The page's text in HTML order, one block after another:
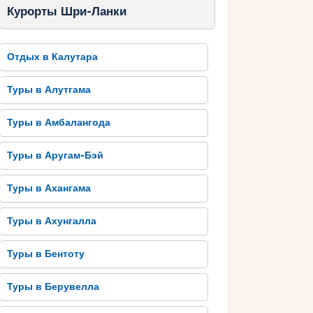
Курорты Шри-Ланки
Отдых в Калутара
Туры в Алутгама
Туры в Амбалангода
Туры в Аругам-Бэй
Туры в Ахангама
Туры в Ахунгалла
Туры в Бентоту
Туры в Берувелла